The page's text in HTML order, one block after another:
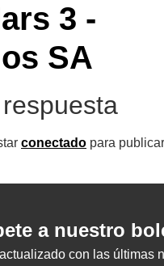
3 -
SA
conectado para
a nuestro
con las últimas